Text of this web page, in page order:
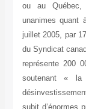
ou au Québec,
unanimes quant
juillet 2005, par
du Syndicat
représente 200
soutenant « la
subit d’énormes